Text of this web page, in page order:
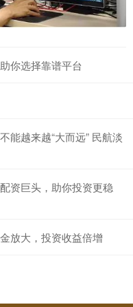
你选择靠谱平台
能越来越“大而远” 民航淡
资巨头，助你投资更稳
放大，投资收益倍增